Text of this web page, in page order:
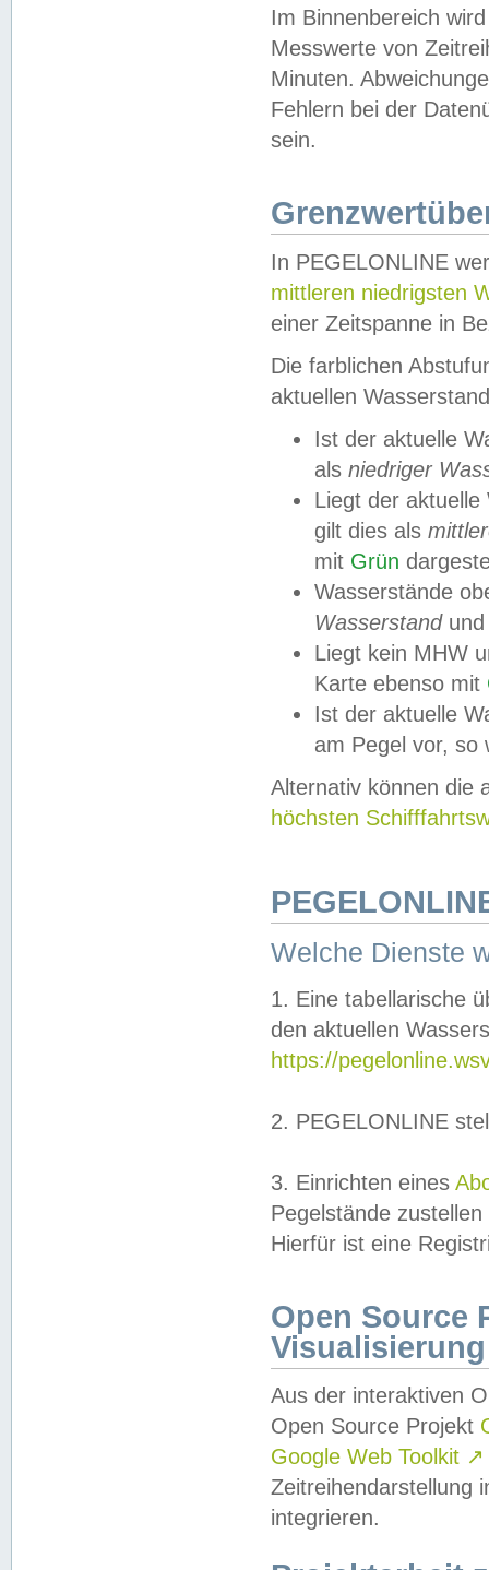
Im Binnenbereich
Messwerte von
Minuten.
Fehlern bei der
sein.
In PEGELONLINE
mittleren niedrigsten
einer Zeitspanne in
Die farblichen
aktuellen
Ist der aktuelle
als niedriger
Liegt der
gilt dies als
mit Grün
Wasserstände
Wasserstandund
Liegt kein MHW
Karte ebenso mit
Ist der aktuelle
am Pegel vor,
Alternativ können die
höchsten
Welche Dienste
1. Eine tabellarische
den aktuellen
https://
2. PEGELONLINE
3. Einrichten eines
Pegelstände
Hierfür ist eine
Open Source
Visualisierung
Aus der interaktiven
Open Source Projekt
Google Web Toolkit ↗
Zeitreihendarstellung
integrieren.